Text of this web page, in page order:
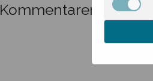
Kommentarer